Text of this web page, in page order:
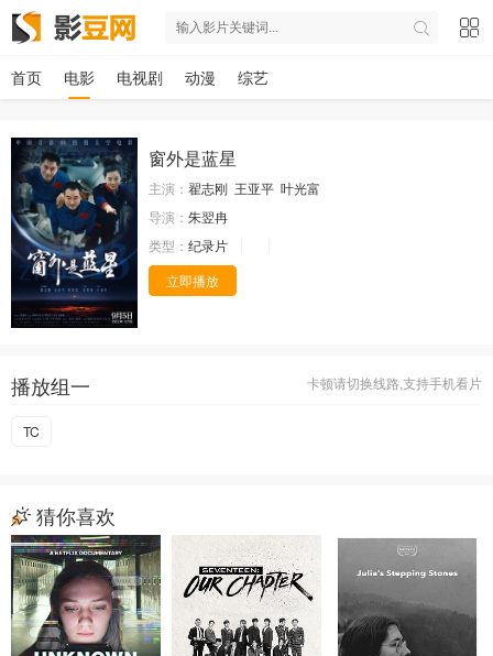
首页 电影 电视剧 动漫 综艺
窗外是蓝星
主演： 翟志刚 王亚平 叶光富
导演： 朱翌冉
类型： 纪录片
立即播放
卡顿请切换线路,支持手机看片
播放组一
TC
猜你喜欢